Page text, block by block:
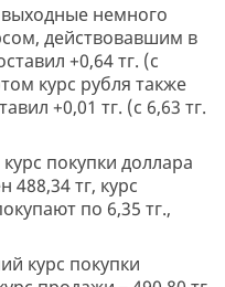
немного
действовавшим в
+0,64 тг. (с
курс рубля также
+0,01 тг. (с 6,63 тг.
покупки доллара
488,34 тг, курс
по 6,35 тг.,
курс покупки